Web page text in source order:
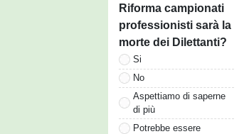
Riforma campionati
professionisti sarà la
morte dei Dilettanti?
Si
No
Aspettiamo di saperne
di più
Potrebbe essere